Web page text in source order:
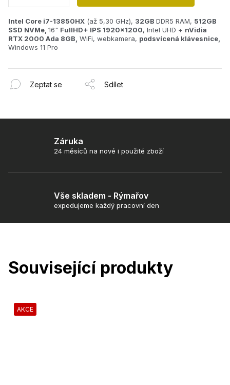
Intel Core i7-13850HX (až 5,30 GHz), 32GB DDR5 RAM, 512GB
SSD NVMe, 16" FullHD+ IPS 1920x1200, Intel UHD + nVidia
RTX 2000 Ada 8GB, WiFi, webkamera, podsvícená klávesnice,
Windows 11 Pro
Zeptat se Sdílet
Záruka
24 měsíců na nové i použité zboží
Vše skladem - Rýmařov
expedujeme každý pracovní den
Související produkty
AKCE